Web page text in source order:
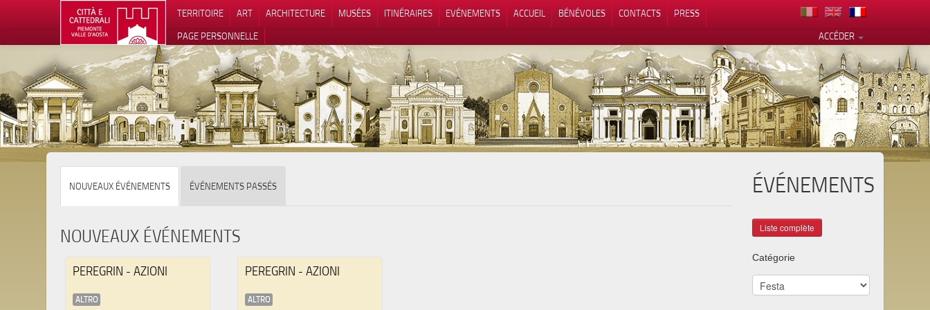
TERRITOIRE ART ARCHITECTURE MUSÉES ITINÉRAIRES EVÉNEMENTS ACCUEIL BÉNÉVOLES CONTACTS
PRESS
ACCÉDER
PAGE PERSONNELLE
NOUVEAUX ÉVÉNEMENTS ÉVÉNEMENTS PASSÉS
NOUVEAUX ÉVÉNEMENTS
PEREGRIN - AZIONI
ALTRO
PEREGRIN - AZIONI
ALTRO
ÉVÉNEMENTS
Catégorie
Notification lors de la collecte